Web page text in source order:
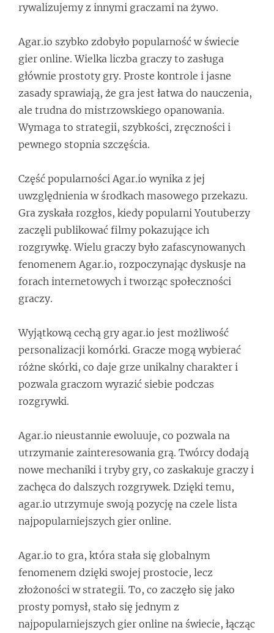
rywalizujemy z innymi graczami na żywo.
Agar.io szybko zdobyło popularność w świecie
gier online. Wielka liczba graczy to zasługa
głównie prostoty gry. Proste kontrole i jasne
zasady sprawiają, że gra jest łatwa do nauczenia,
ale trudna do mistrzowskiego opanowania.
Wymaga to strategii, szybkości, zręczności i
pewnego stopnia szczęścia.
Część popularności Agar.io wynika z jej
uwzględnienia w środkach masowego przekazu.
Gra zyskała rozgłos, kiedy popularni Youtuberzy
zaczęli publikować filmy pokazujące ich
rozgrywkę. Wielu graczy było zafascynowanych
fenomenem Agar.io, rozpoczynając dyskusje na
forach internetowych i tworząc społeczności
graczy.
Wyjątkową cechą gry agar.io jest możliwość
personalizacji komórki. Gracze mogą wybierać
różne skórki, co daje grze unikalny charakter i
pozwala graczom wyrazić siebie podczas
rozgrywki.
Agar.io nieustannie ewoluuje, co pozwala na
utrzymanie zainteresowania grą. Twórcy dodają
nowe mechaniki i tryby gry, co zaskakuje graczy i
zachęca do dalszych rozgrywek. Dzięki temu,
agar.io utrzymuje swoją pozycję na czele lista
najpopularniejszych gier online.
Agar.io to gra, która stała się globalnym
fenomenem dzięki swojej prostocie, lecz
złożoności w strategii. To, co zaczęło się jako
prosty pomysł, stało się jednym z
najpopularniejszych gier online na świecie, łącząc